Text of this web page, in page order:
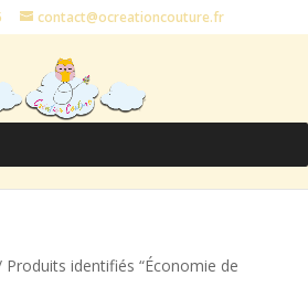
contact@ocreationcouture.fr
Produits identifiés “Économie de